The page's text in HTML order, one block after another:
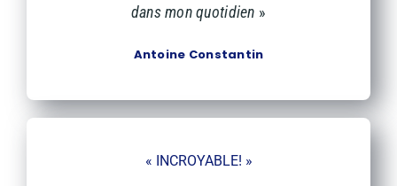
dans mon quotidien »
Antoine Constantin
« INCROYABLE! »